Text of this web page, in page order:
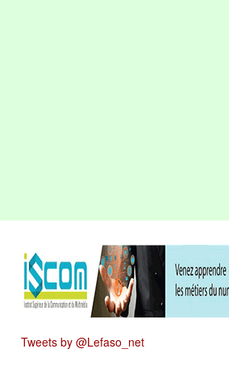
Tweets by @Lefaso_net